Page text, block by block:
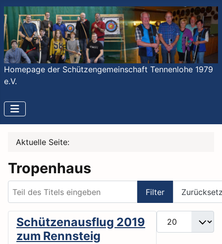
Homepage der Schützengemeinschaft Tennenlohe 1979
e.V.
Aktuelle Seite:
Tropenhaus
Filter
Anzeige #
Schützenausflug 2019
zum Rennsteig